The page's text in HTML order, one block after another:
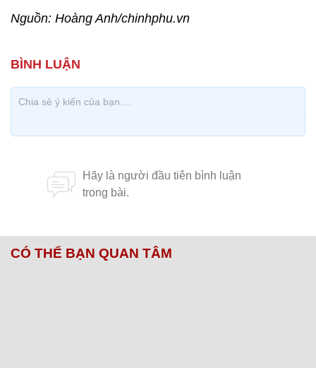
Nguồn: Hoàng Anh/chinhphu.vn
CÓ THỂ BẠN QUAN TÂM